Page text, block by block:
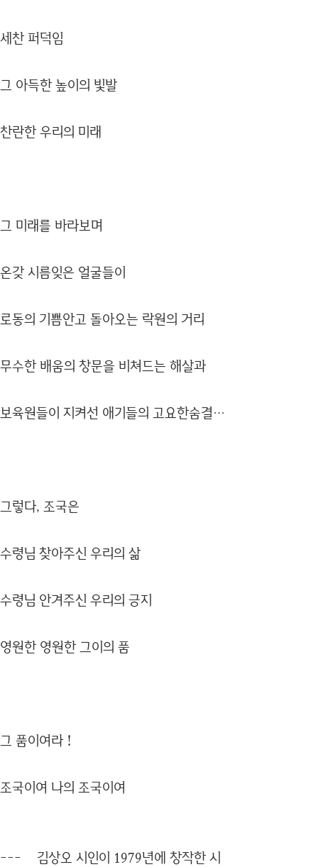
세찬 퍼덕임
그 아득한 높이의 빛발
찬란한 우리의 미래
그 미래를 바라보며
온갖 시름잊은 얼굴들이
로동의 기쁨안고 돌아오는 락원의 거리
무수한 배움의 창문을 비쳐드는 해살과
보육원들이 지켜선 애기들의 고요한숨결…
그렇다, 조국은
수령님 찾아주신 우리의 삶
수령님 안겨주신 우리의 긍지
영원한 영원한 그이의 품
그 품이여라！
조국이여 나의 조국이여
--- 김상오 시인이 1979년에 창작한 시